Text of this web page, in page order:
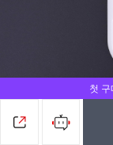
첫